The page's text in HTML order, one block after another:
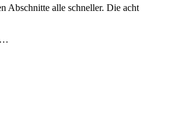
Abschnitte alle schneller. Die acht